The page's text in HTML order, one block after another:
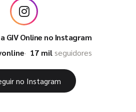
GIV Online no Instagram
17 milseguidores
no Instagram